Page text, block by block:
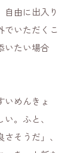
由に出入り
でいただくこ
いたい場合
めんきょ
。ふと、
そうだ」、